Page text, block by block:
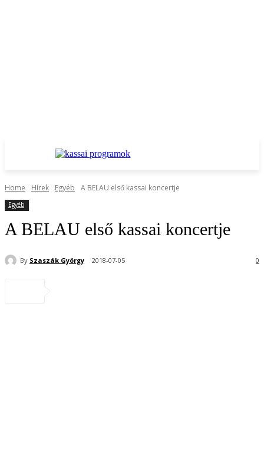
Home Hírek Egyéb A BELAU első kassai koncertje
Egyéb
A BELAU első kassai koncertje
By Szaszák György 2018-07-05 0